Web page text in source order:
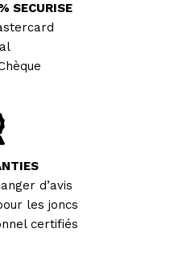
SECURISE
d’avis
les joncs
certifiés